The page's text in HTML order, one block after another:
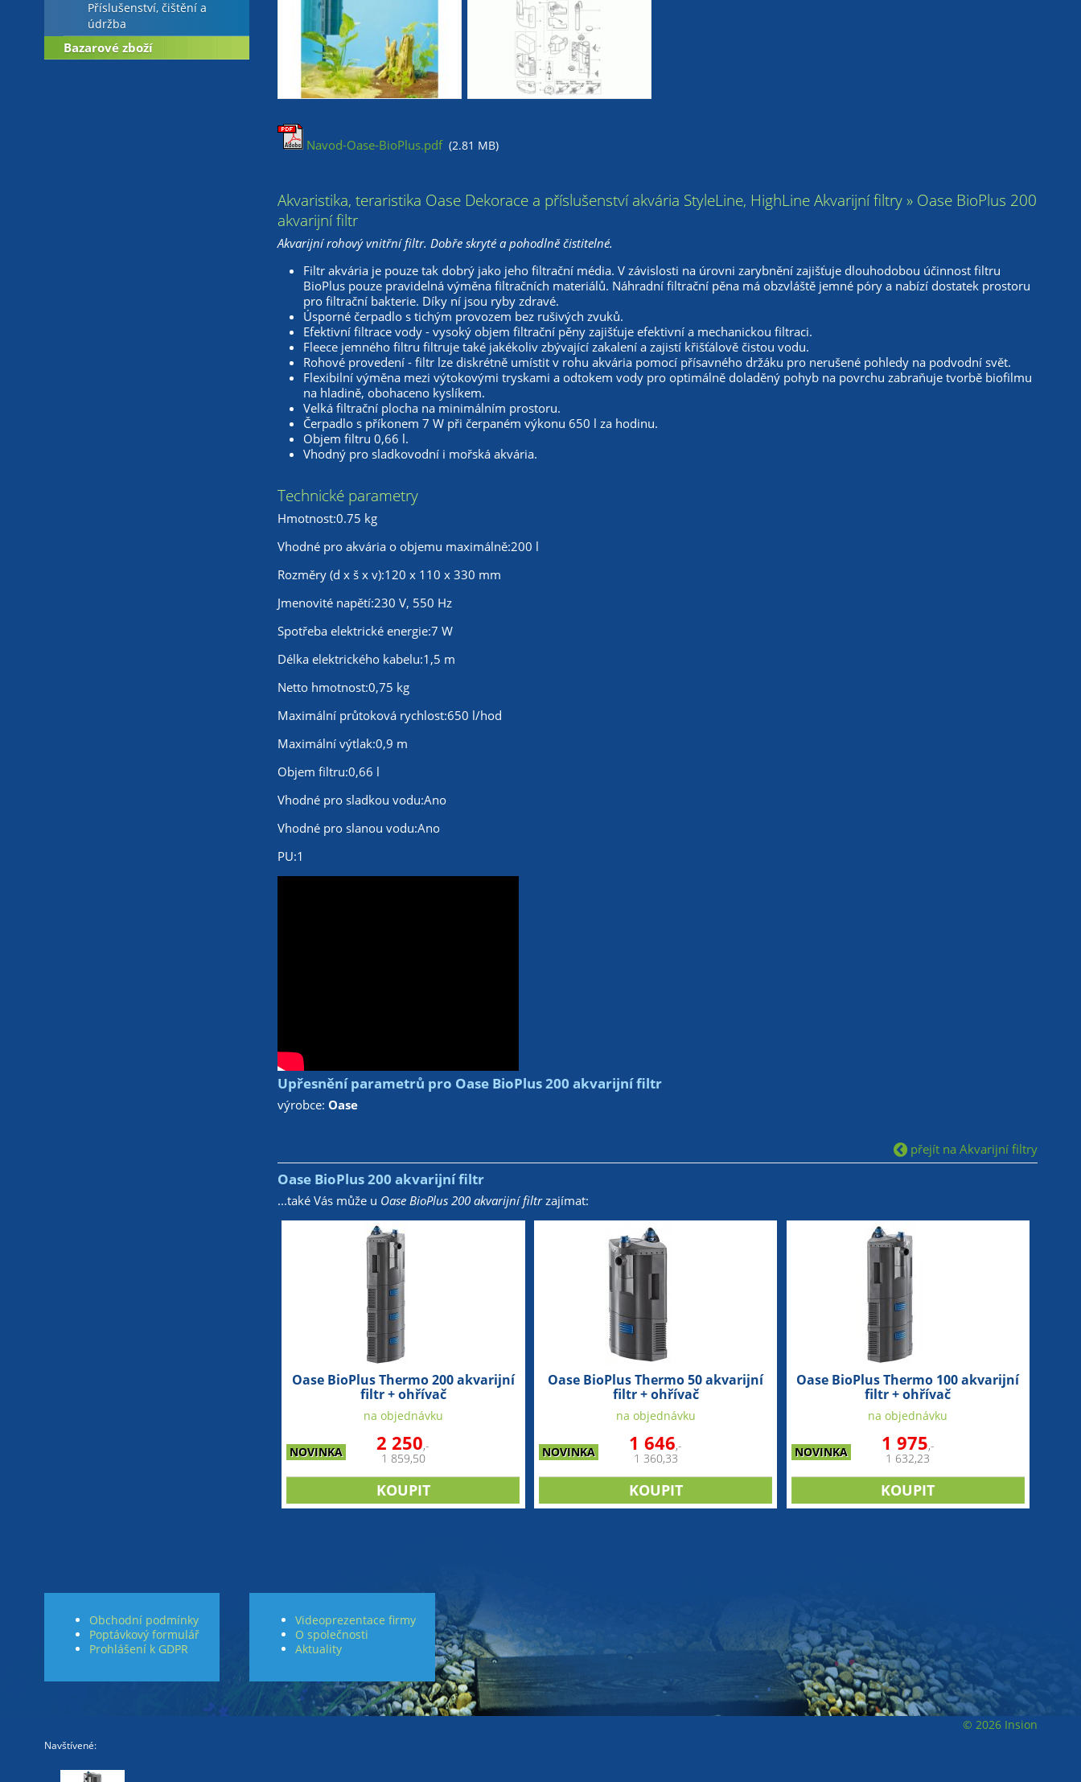
Navod-Oase-BioPlus.pdf (2.81 MB)
Akvaristika, teraristika Oase Dekorace a příslušenství akvária StyleLine, HighLine Akvarijní filtry » Oase BioPlus 200
akvarijní filtr
Akvarijní rohový vnitřní filtr. Dobře skryté a pohodlně čistitelné.
Filtr akvária je pouze tak dobrý jako jeho filtrační média. V závislosti na úrovni zarybnění zajišťuje dlouhodobou účinnost filtru
BioPlus pouze pravidelná výměna filtračních materiálů. Náhradní filtrační pěna má obzvláště jemné póry a nabízí dostatek prostoru
pro filtrační bakterie. Díky ní jsou ryby zdravé.
Úsporné čerpadlo s tichým provozem bez rušivých zvuků.
Efektivní filtrace vody - vysoký objem filtrační pěny zajišťuje efektivní a mechanickou filtraci.
Fleece jemného filtru filtruje také jakékoliv zbývající zakalení a zajistí křišťálově čistou vodu.
Rohové provedení - filtr lze diskrétně umístit v rohu akvária pomocí přísavného držáku pro nerušené pohledy na podvodní svět.
Flexibilní výměna mezi výtokovými tryskami a odtokem vody pro optimálně doladěný pohyb na povrchu zabraňuje tvorbě biofilmu
na hladině, obohaceno kyslíkem.
Velká filtrační plocha na minimálním prostoru.
Čerpadlo s příkonem 7 W při čerpaném výkonu 650 l za hodinu.
Objem filtru 0,66 l.
Vhodný pro sladkovodní i mořská akvária.
Technické parametry
Hmotnost:0.75 kg
Vhodné pro akvária o objemu maximálně:200 l
Rozměry (d x š x v):120 x 110 x 330 mm
Jmenovité napětí:230 V, 550 Hz
Spotřeba elektrické energie:7 W
Délka elektrického kabelu:1,5 m
Netto hmotnost:0,75 kg
Maximální průtoková rychlost:650 l/hod
Maximální výtlak:0,9 m
Objem filtru:0,66 l
Vhodné pro sladkou vodu:Ano
Vhodné pro slanou vodu:Ano
PU:1
Upřesnění parametrů pro Oase BioPlus 200 akvarijní filtr
výrobce: Oase
přejít na Akvarijní filtry
Oase BioPlus 200 akvarijní filtr
...také Vás může u Oase BioPlus 200 akvarijní filtrzajímat:
Oase BioPlus Thermo 200 akvarijní
filtr + ohřívač
NOVINKA
na objednávku
2 250,-
1 859,50
Oase BioPlus Thermo 50 akvarijní
filtr + ohřívač
NOVINKA
na objednávku
1 646,-
1 360,33
Oase BioPlus Thermo 100 akvarijní
filtr + ohřívač
NOVINKA
na objednávku
1 975,-
1 632,23
Příslušenství, čištění a
údržba
Bazarové zboží
Obchodní podmínky
Poptávkový formulář
Prohlášení k GDPR
Videoprezentace firmy
O společnosti
Aktuality
© 2026 Insion
Navštívené: